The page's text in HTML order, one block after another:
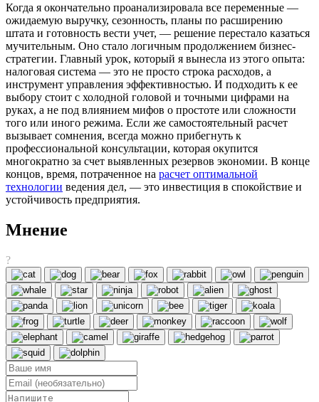
Когда я окончательно проанализировала все переменные —
ожидаемую выручку, сезонность, планы по расширению
штата и готовность вести учет, — решение перестало казаться
мучительным. Оно стало логичным продолжением бизнес-
стратегии. Главный урок, который я вынесла из этого опыта:
налоговая система — это не просто строка расходов, а
инструмент управления эффективностью. И подходить к ее
выбору стоит с холодной головой и точными цифрами на
руках, а не под влиянием мифов о простоте или сложности
того или иного режима. Если же самостоятельный расчет
вызывает сомнения, всегда можно прибегнуть к
профессиональной консультации, которая окупится
многократно за счет выявленных резервов экономии. В конце
концов, время, потраченное на расчет оптимальной
технологии ведения дел, — это инвестиция в спокойствие и
устойчивость предприятия.
Мнение
?